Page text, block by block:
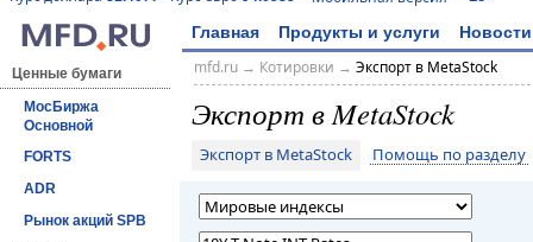
Главная Продукты и услуги Новости
Ценные бумаги
МосБиржа
Основной
FORTS
ADR
Рынок акций SPB
mfd.ru→ Котировки → Экспорт в MetaStock
Экспорт в MetaStock
Экспорт в MetaStock Помощь по разделу